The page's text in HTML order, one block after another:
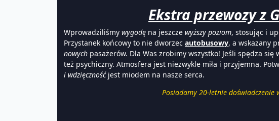
Ekstra przewozy z
Wprowadziliśmy wygodę na jeszcze wyższy poziom, stosując i
Przystanek końcowy to nie dworzec autobusowy, a wskazany
nowych pasażerów. Dla Was zrobimy wszystko! Jeśli spędza
też psychiczny. Atmosfera jest niezwykle miła i przyjemna.
i wdzięcznośćjest miodem na nasze serca.
Posiadamy 20-letnie doświadczenie